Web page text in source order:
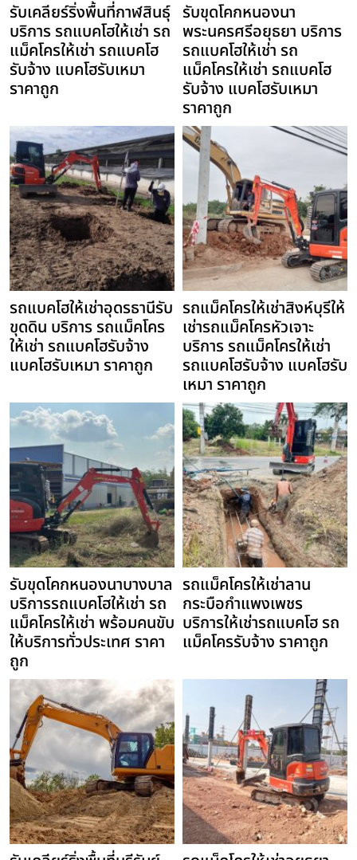
รับเคลียร์ริ่งพื้นที่กาฬสินธุ์
บริการ รถแบคโฮให้เช่า รถ
แม็คโครให้เช่า รถแบคโฮ
รับจ้าง แบคโฮรับเหมา
ราคาถูก
รับขุดโคกหนองนา
พระนครศรีอยุธยา บริการ
รถแบคโฮให้เช่า รถ
แม็คโครให้เช่า รถแบคโฮ
รับจ้าง แบคโฮรับเหมา
ราคาถูก
รถแบคโฮให้เช่าอุดรธานีรับ
ขุดดิน บริการ รถแม็คโคร
ให้เช่า รถแบคโฮรับจ้าง
แบคโฮรับเหมา ราคาถูก
รถแม็คโครให้เช่าสิงห์บุรีให้
เช่ารถแม็คโครหัวเจาะ
บริการ รถแม็คโครให้เช่า
รถแบคโฮรับจ้าง แบคโฮรับ
เหมา ราคาถูก
รับขุดโคกหนองนาบางบาล
บริการรถแบคโฮให้เช่า รถ
แม็คโครให้เช่า พร้อมคนขับ
ให้บริการทั่วประเทศ ราคา
ถูก
รถแม็คโครให้เช่าลาน
กระบือกำแพงเพชร
บริการให้เช่ารถแบคโฮ รถ
แม็คโครรับจ้าง ราคาถูก